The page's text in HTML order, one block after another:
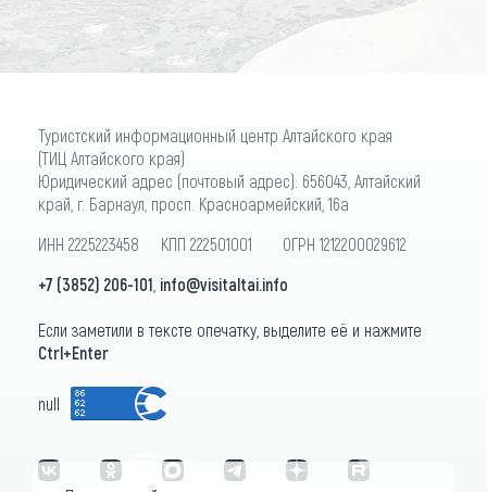
Туристский информационный центр Алтайского края
(ТИЦ Алтайского края)
Юридический адрес (почтовый адрес): 656043, Алтайский
край, г. Барнаул, просп. Красноармейский, 16а
ИНН 2225223458 КПП 222501001 ОГРН 1212200029612
+7 (3852) 206-101 info@visitaltai.info
Если заметили в тексте опечатку, выделите её и нажмите
Ctrl+Enter
null